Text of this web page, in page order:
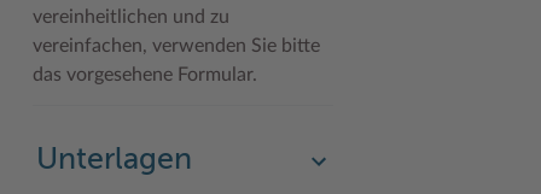
vereinheitlichen und zu
vereinfachen, verwenden Sie bitte
das vorgesehene Formular.
Unterlagen